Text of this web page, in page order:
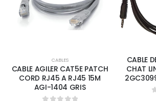
CABLES
CABLE AGILER CAT5E PATCH
CORD RJ45 A RJ45 15M
AGI-1404 GRIS
CABLE
CHAT